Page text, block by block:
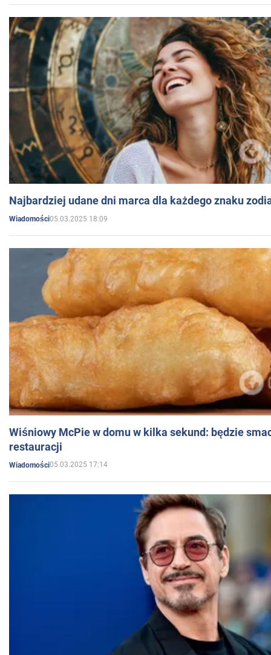
Najbardziej udane dni marca dla każdego znaku
Wiadomości05.03.2025 18:09
Wiśniowy McPie w domu w kilka sekund: będzie
restauracji
Wiadomości05.03.2025 17:14